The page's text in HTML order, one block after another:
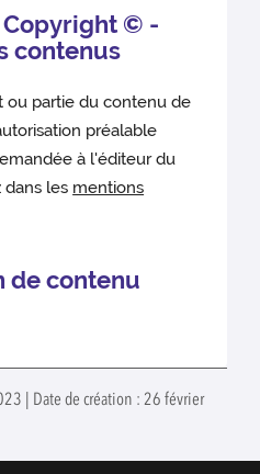
Copyright © -
contenus
ou partie du contenu de
préalable
à l'éditeur du
dans les mentions
de contenu
| Date de création : 26 février